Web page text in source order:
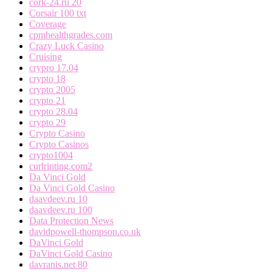
Corsair 100 txt
Coverage
cpmhealthgrades.com
Crazy Luck Casino
Cruising
crypro 17.04
crypto 18
crypto 2005
crypto 21
crypto 28.04
crypto 29
Crypto Casino
Crypto Casinos
crypto1004
curlrinting.com2
Da Vinci Gold
Da Vinci Gold Casino
daavdeev.ru 10
daavdeev.ru 100
Data Protection News
davidpowell-thompson.co.uk
DaVinci Gold
DaVinci Gold Casino
davranis.net 80